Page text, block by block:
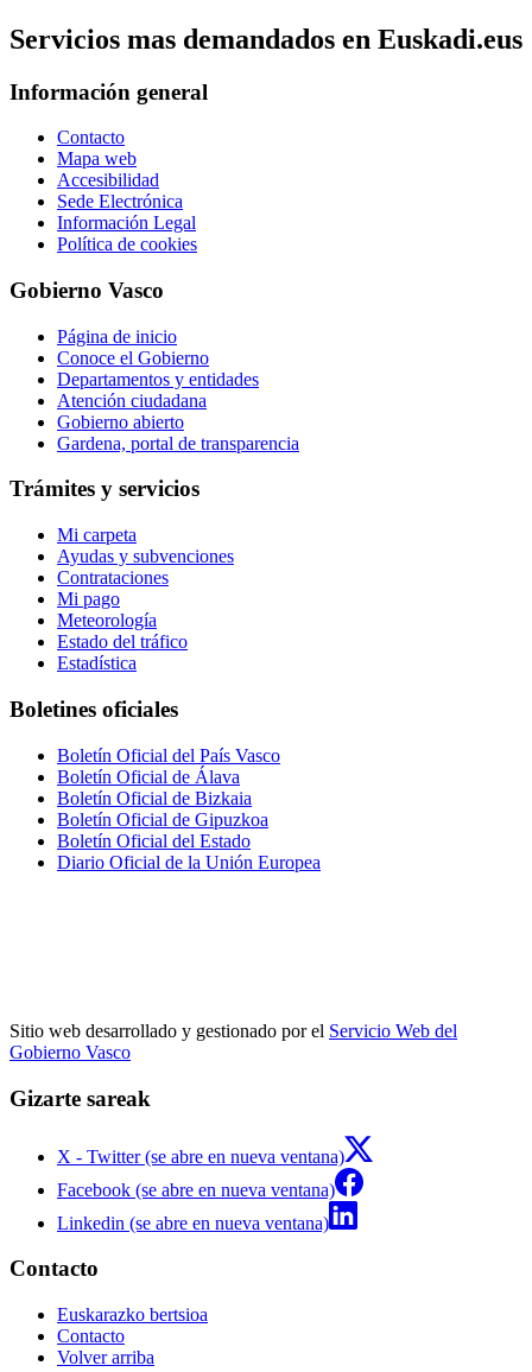
Servicios mas demandados en Euskadi.eus
Información general
Contacto
Mapa web
Accesibilidad
Sede Electrónica
Información Legal
Política de cookies
Gobierno Vasco
Página de inicio
Conoce el Gobierno
Departamentos y entidades
Atención ciudadana
Gobierno abierto
Gardena, portal de transparencia
Trámites y servicios
Mi carpeta
Ayudas y subvenciones
Contrataciones
Mi pago
Meteorología
Estado del tráfico
Estadística
Boletines oficiales
Boletín Oficial del País Vasco
Boletín Oficial de Álava
Boletín Oficial de Bizkaia
Boletín Oficial de Gipuzkoa
Boletín Oficial del Estado
Diario Oficial de la Unión Europea
Sitio web desarrollado y gestionado por el Servicio Web del
Gobierno Vasco
Gizarte sareak
X - Twitter (se abre en nueva ventana)
Facebook (se abre en nueva ventana)
Linkedin (se abre en nueva ventana)
Contacto
Euskarazko bertsioa
Contacto
Volver arriba